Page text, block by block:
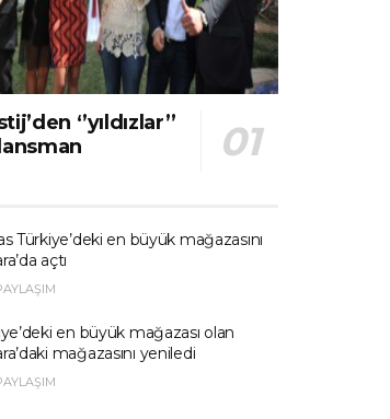
‘’yıldızlar’’
Türkiye’deki en büyük mağazasını
açtı
en büyük mağazası olan
mağazasını yeniledi